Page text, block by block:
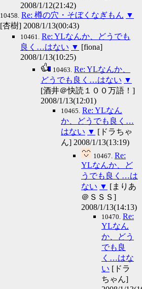
2008/1/12(21:42)
10458. Re: 樽の穴・そぼくなぎもん ▼
[杏樹] 2008/1/13(00:43)
10461.
Re: YLなんか、どうでも
良く…はない ▼ [fiona]
2008/1/13(10:25)
10463. Re: YLなんか、
どうでも良く…はない ▼
[酒井＠快読１００万語！]
2008/1/13(12:01)
10465. Re: YLなん
か、どうでも良く…
はない ▼ [ドラちゃ
ん] 2008/1/13(13:19)
10467. Re:
YLなんか、ど
うでも良く…は
ない ▼ [まりあ
＠ＳＳＳ]
2008/1/13(14:13)
10470. Re:
YLなん
か、どう
でも良
く…はな
い [ドラ
ちゃん]